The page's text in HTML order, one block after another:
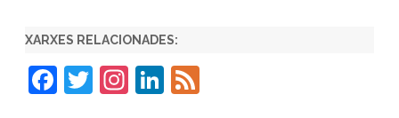
XARXES RELACIONADES:
F
T
In Li